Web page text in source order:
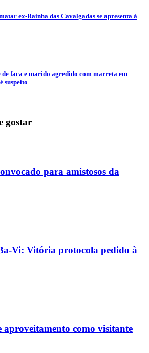
ex-Rainha das Cavalgadas se apresenta à
faca e marido agredido com marreta em
suspeito
gostar
para amistosos da
Vi: Vitória protocola pedido à
aproveitamento como visitante